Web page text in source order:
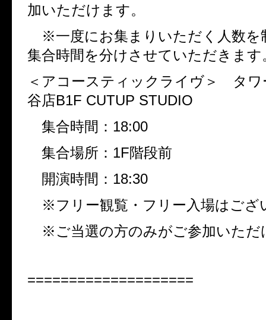
加いただけます。
※一度にお集まりいただく人数を
集合時間を分けさせていただきま
＜アコースティックライヴ＞ タワ
谷店B1F CUTUP STUDIO
集合時間： 18:00
集合場所： 1F階段前
開演時間： 18:30
※フリー観覧・フリー入場はござ
※ご当選の方のみがご参加いただ
====================